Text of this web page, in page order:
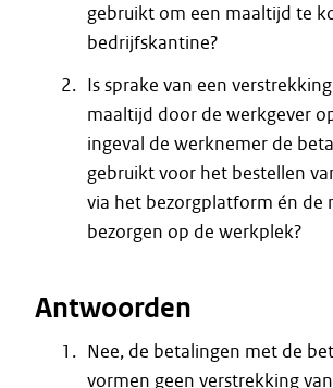
gebruikt om een maaltijd te
bedrijfskantine?
Is sprake van een
maaltijd door de werkgever
ingeval de werknemer de
gebruikt voor het bestellen
via het bezorgplatform én de
bezorgen op de werkplek?
Antwoorden
Nee, de betalingen met de
vormen geen verstrekking